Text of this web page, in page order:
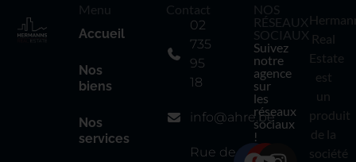
Menu
Accueil
Nos
biens
Nos
services
Contact
02
735
95
18
info@ahre.be
Rue de
NOS
RÉSEAUX
SOCIAUX
Suivez
notre
agence
sur
les
réseaux
sociaux
!
Real
Estate
est
un
produit
de la
société